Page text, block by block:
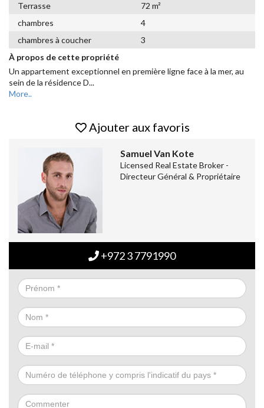
Terrasse
72 m²
chambres
4
chambres à coucher
3
À propos de cette propriété
Un appartement exceptionnel en première ligne face à la mer, au
sein de la résidence D...
More..
Ajouter aux favoris
Samuel Van Kote
Licensed Real Estate Broker -
Directeur Général & Propriétaire
+972 3 7791990